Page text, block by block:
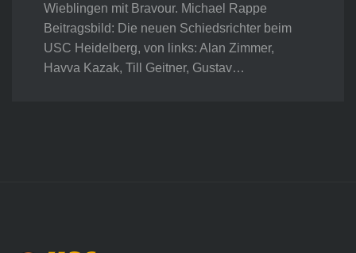
Wieblingen mit Bravour. Michael Rappe
Beitragsbild: Die neuen Schiedsrichter beim
USC Heidelberg, von links: Alan Zimmer,
Havva Kazak, Till Geitner, Gustav…